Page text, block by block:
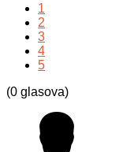
1
2
3
4
5
(0 glasova)